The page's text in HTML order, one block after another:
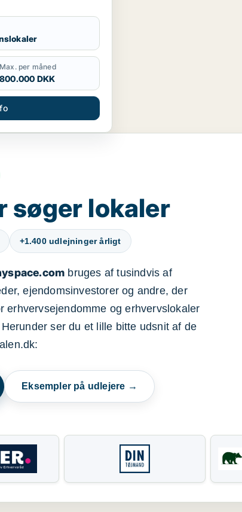
Max. per måned
800.000 DKK
søger lokaler
+1.400 udlejninger årligt
bruges af tusindvis af
ejendomsinvestorer og andre, der
og erhvervslokaler
ser du et lille bitte udsnit af de
Eksempler på udlejere →